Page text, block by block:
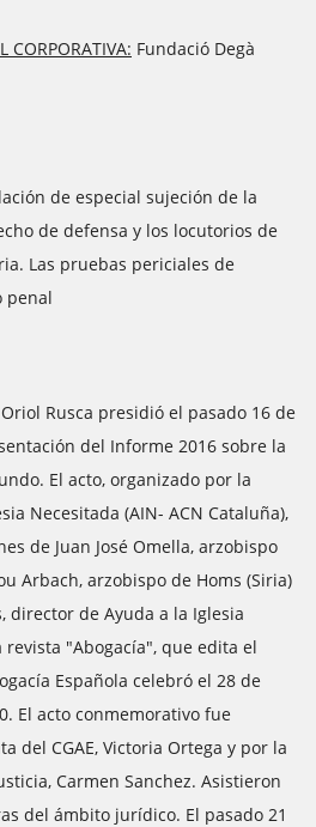
CORPORATIVA: Fundació Degà
de especial sujeción de la
de defensa y los locutorios de
Las pruebas periciales de
penal
Rusca presidió el pasado 16 de
del Informe 2016 sobre la
El acto, organizado por la
Necesitada (AIN- ACN Cataluña),
de Juan José Omella, arzobispo
Arbach, arzobispo de Homs (Siria)
director de Ayuda a la Iglesia
revista "Abogacía", que edita el
Española celebró el 28 de
El acto conmemorativo fue
del CGAE, Victoria Ortega y por la
Carmen Sanchez. Asistieron
del ámbito jurídico. El pasado 21